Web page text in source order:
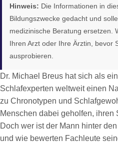
Hinweis: Die Informationen in
Bildungszwecke gedacht und
medizinische Beratung ersetzen.
Ihren Arzt oder Ihre Ärztin, bevor
ausprobieren.
Dr. Michael Breus hat sich als
Schlafexperten weltweit einen
zu Chronotypen und
Menschen dabei geholfen, ihren
Doch wer ist der Mann hinter
und wie bewerten Fachleute